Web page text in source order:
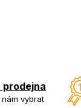
prodejna
vybrat